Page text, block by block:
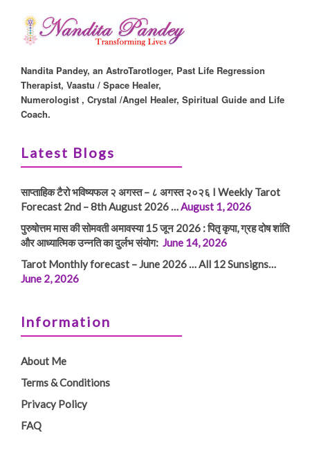
Nandita Pandey, an AstroTarotloger, Past Life Regression
Therapist, Vaastu / Space Healer,
Numerologist , Crystal /Angel Healer, Spiritual Guide and Life
Coach.
Latest Blogs
साप्ताहिक टैरो भविष्यफल २ अगस्त – ८ अगस्त २०२६ I Weekly Tarot
Forecast 2nd – 8th August 2026 …August 1, 2026
पुरुषोत्तम मास की सोमवती अमावस्या 15 जून 2026 : पितृ कृपा, ग्रह दोष शांति
और आध्यात्मिक उन्नति का दुर्लभ संयोग: June 14, 2026
Tarot Monthly forecast – June 2026 … All 12 Sunsigns…
June 2, 2026
Information
About Me
Terms & Conditions
Privacy Policy
FAQ